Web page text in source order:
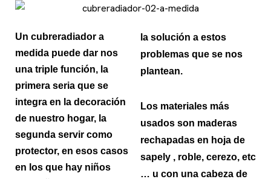
Un cubreradiador a
medida puede dar nos
una triple función, la
primera seria que se
integra en la decoración
de nuestro hogar, la
segunda servir como
protector, en esos casos
en los que hay niños
la solución a estos
problemas que se nos
plantean.
Los materiales más
usados son maderas
rechapadas en hoja de
sapely , roble, cerezo, etc
… u con una cabeza de